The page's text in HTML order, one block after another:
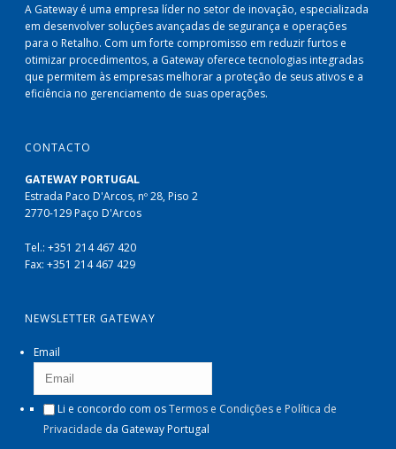
A Gateway é uma empresa líder no setor de inovação, especializada
em desenvolver soluções avançadas de segurança e operações
para o Retalho. Com um forte compromisso em reduzir furtos e
otimizar procedimentos, a Gateway oferece tecnologias integradas
que permitem às empresas melhorar a proteção de seus ativos e a
eficiência no gerenciamento de suas operações.
CONTACTO
GATEWAY PORTUGAL
Estrada Paco D'Arcos, nº 28, Piso 2
2770-129 Paço D'Arcos
Tel.: +351 214 467 420
Fax: +351 214 467 429
NEWSLETTER GATEWAY
Email
Li e concordo com osTermos e Condições e Política de
Privacidade da Gateway Portugal